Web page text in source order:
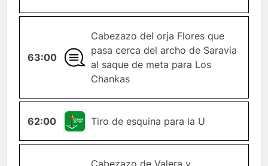
63:00GENERAL
Cabezazo del orja Flores que
pasa cerca del archo de Saravia
al saque de meta para Los
Chankas
62:00ESQUINATiro de esquina para la U
Cabezazo de Valera y